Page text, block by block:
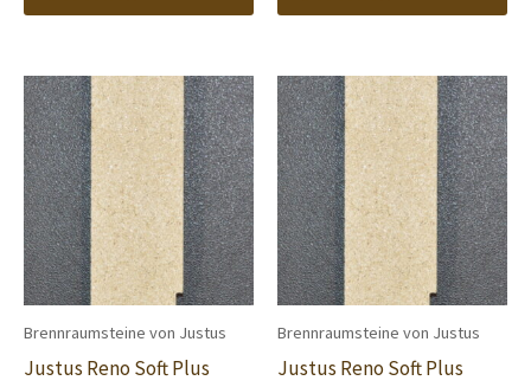
Brennraumsteine von Justus
Justus Reno Soft Plus
Brennraumsteine von Justus
Justus Reno Soft Plus